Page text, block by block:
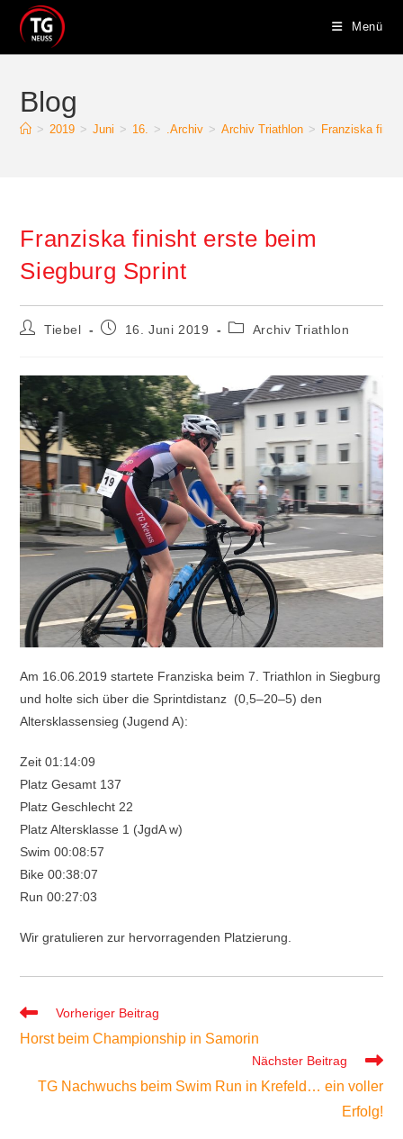
Inhalt
springen
Menü
Blog
> 2019 > Juni > 16. > .Archiv > Archiv Triathlon > Franziska
Franziska finisht erste beim
Siegburg Sprint
Beitrags-
Tiebel
Beitrag16. Juni 2019
Beitrags-
Archiv Triathlon
Am 16.06.2019 startete Franziska beim 7. Triathlon in Siegburg
und holte sich über die Sprintdistanz (0,5–20–5) den
Altersklassensieg (Jugend A):
Zeit 01:14:09
Platz Gesamt 137
Platz Geschlecht 22
Platz Altersklasse 1 (JgdA w)
Swim 00:08:57
Bike 00:38:07
Run 00:27:03
Wir gratulieren zur hervorragenden Platzierung.
Weitere
ansehen
Vorheriger Beitrag
Horst beim Championship in Samorin
Nächster Beitrag
TG Nachwuchs beim Swim Run in Krefeld… ein voller
Erfolg!